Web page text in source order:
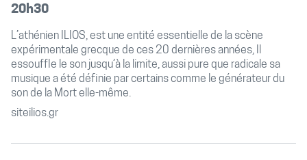
20h30
L’athénien ILIOS, est une entité essentielle de la scène
expérimentale grecque de ces 20 dernières années, Il
essouffle le son jusqu’à la limite, aussi pure que radicale sa
musique a été définie par certains comme le générateur du
son de la Mort elle-même.
siteilios.gr